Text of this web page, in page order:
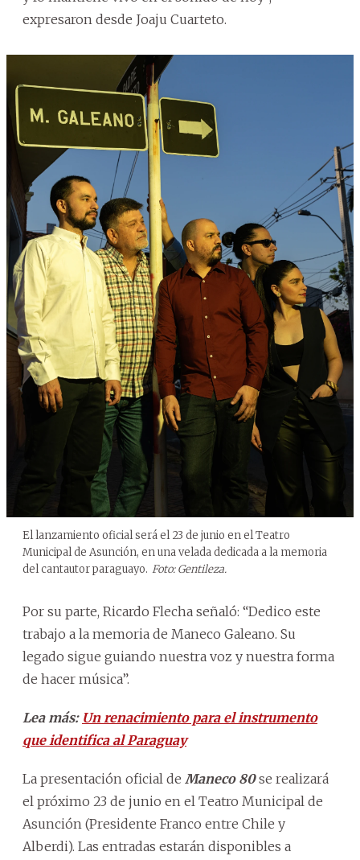
expresaron desde Joaju Cuarteto.
El lanzamiento oficial será el 23 de junio en el Teatro
Municipal de Asunción, en una velada dedicada a la memoria
del cantautor paraguayo. Foto: Gentileza.
Por su parte, Ricardo Flecha señaló: “Dedico este
trabajo a la memoria de Maneco Galeano. Su
legado sigue guiando nuestra voz y nuestra forma
de hacer música”.
Lea más: Un renacimiento para el instrumento
que identifica al Paraguay
La presentación oficial de Maneco 80se realizará
el próximo 23 de junio en el Teatro Municipal de
Asunción (Presidente Franco entre Chile y
Alberdi). Las entradas estarán disponibles a